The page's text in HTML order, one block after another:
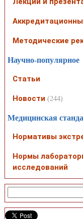
Методические
Научно-популярное
Статьи
Новости (244)
Медицинская
Нормативы
Нормы
исследований